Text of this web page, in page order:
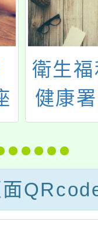
衛生
健康
度高
調整
與進
面